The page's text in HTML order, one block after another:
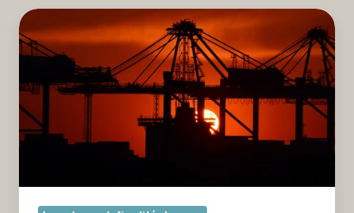
L’origine,
la
valeur
douane
et
le
classement
3
vecteurs